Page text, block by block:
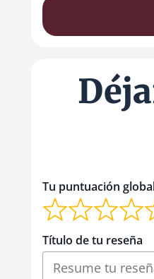
Tu puntuación
Título de tu reseña